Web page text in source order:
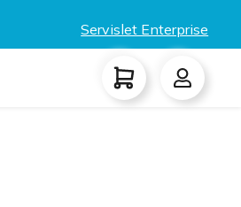
Servislet Enterprise